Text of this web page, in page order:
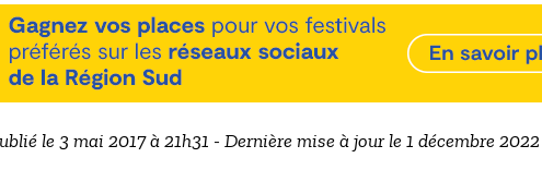
le 3 mai 2017 à 21h31 - Dernière mise à jour le 1 décembre